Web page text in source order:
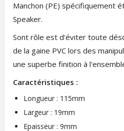
Manchon (PE) spécifiquement
Speaker.
Sont rôle est d'éviter toute
de la gaine PVC lors des
une superbe finition à
Caractéristiques :
Longueur : 115mm
Largeur : 19mm
Epaisseur : 9mm